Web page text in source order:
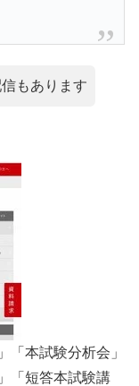
もあります
本試験分析会」
「短答本試験講